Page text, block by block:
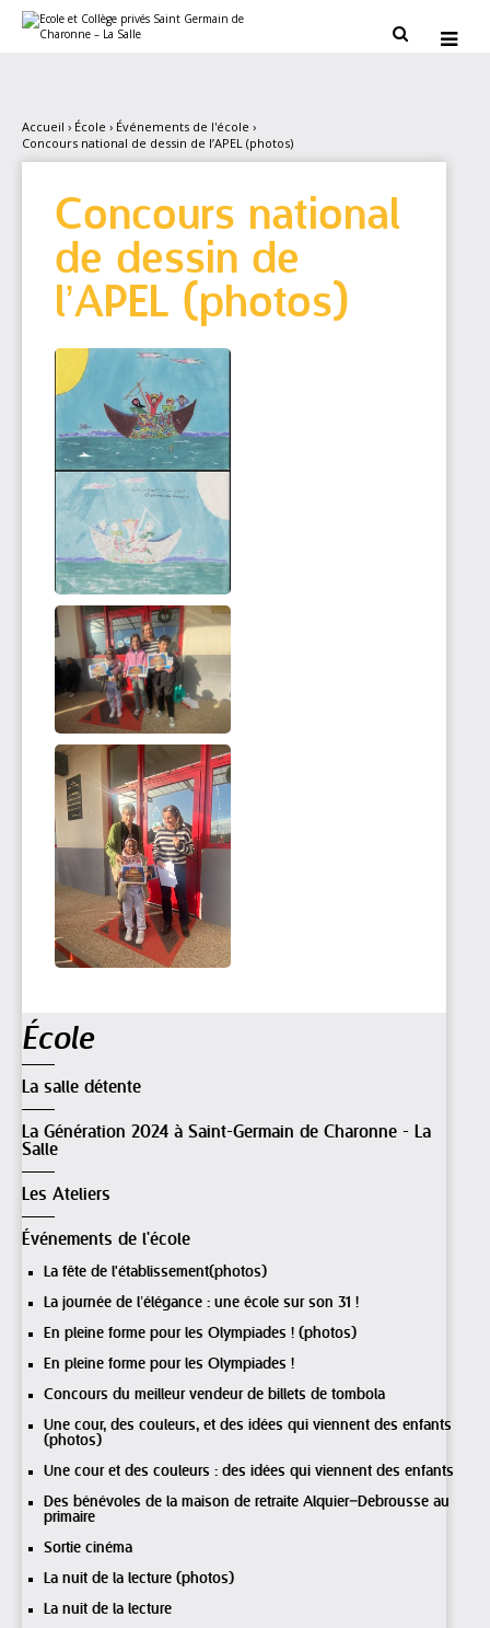
contenu.
personnels
 
Accueil › École › Événements de l'école ›
Concours national de dessin de l’APEL (photos)
Concours national
de dessin de
l’APEL (photos)
Navigation
École
La salle détente
La Génération 2024 à Saint-Germain de Charonne - La
Salle
Les Ateliers
Événements de l'école
La fête de l'établissement(photos)
La journée de l’élégance : une école sur son 31 !
En pleine forme pour les Olympiades ! (photos)
En pleine forme pour les Olympiades !
Concours du meilleur vendeur de billets de tombola
Une cour, des couleurs, et des idées qui viennent des enfants
(photos)
Une cour et des couleurs : des idées qui viennent des enfants
Des bénévoles de la maison de retraite Alquier–Debrousse au
primaire
Sortie cinéma
La nuit de la lecture (photos)
La nuit de la lecture